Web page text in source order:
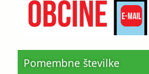
Pomembne številke